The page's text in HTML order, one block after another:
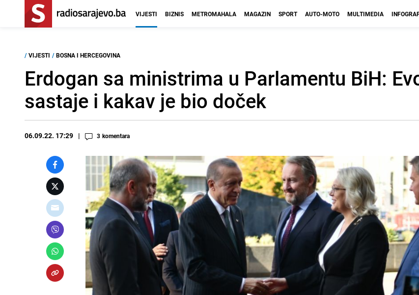
VIJESTI BIZNIS METROMAHALA MAGAZIN SPORT AUTO-MOTO MULTIMEDIA
/ VIJESTI / BOSNA I HERCEGOVINA
Erdogan sa ministrima u Parlamentu BiH:
sastaje i kakav je bio doček
06.09.22. 17:29 3 komentara